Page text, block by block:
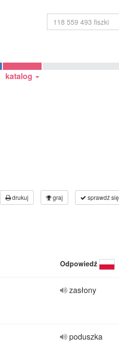
katalog
drukuj graj sprawdź się
Odpowiedź
zasłony
poduszka